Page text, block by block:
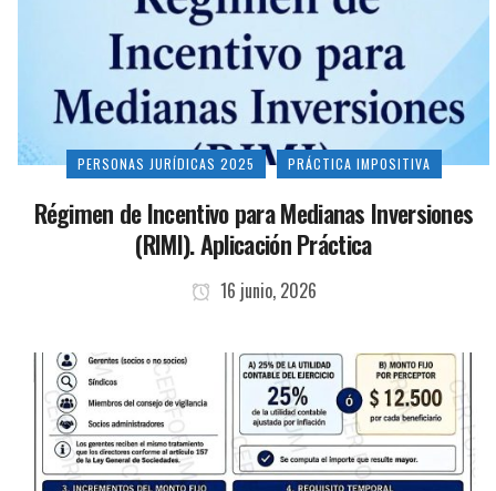
PERSONAS JURÍDICAS 2025 PRÁCTICA IMPOSITIVA
Régimen de Incentivo para Medianas Inversiones
(RIMI). Aplicación Práctica
16 junio, 2026